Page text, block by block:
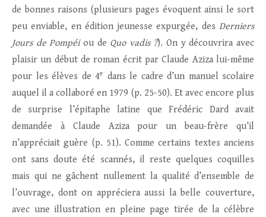
de bonnes raisons (plusieurs pages évoquent ainsi le sort
peu enviable, en édition jeunesse expurgée, des Derniers
Jours de Pompéi ou de Quo vadis ?). On y découvrira avec
plaisir un début de roman écrit par Claude Aziza lui-même
pour les élèves de 4e
dans le cadre d’un manuel scolaire
auquel il a collaboré en 1979 (p. 25-50). Et avec encore plus
de surprise l’épitaphe latine que Frédéric Dard avait
demandée à Claude Aziza pour un beau-frère qu’il
n’appréciait guère (p. 51). Comme certains textes anciens
ont sans doute été scannés, il reste quelques coquilles
mais qui ne gâchent nullement la qualité d’ensemble de
l’ouvrage, dont on appréciera aussi la belle couverture,
avec une illustration en pleine page tirée de la célèbre